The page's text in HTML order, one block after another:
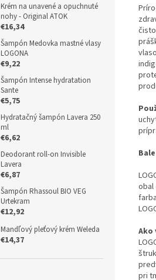
Krém na unavené a opuchnuté
nohy - Original ATOK
€16,34
Šampón Medovka mastné vlasy
LOGONA
€9,22
Šampón Intense hydratation
Sante
€5,75
Hydratačný šampón Lavera 250
ml
€6,62
Deodorant roll-on Invisible
Lavera
€6,87
Šampón Rhassoul BIO VEG
Urtekram
€12,92
Mandľový pleťový krém Weleda
€14,37
obal
Ako
pri